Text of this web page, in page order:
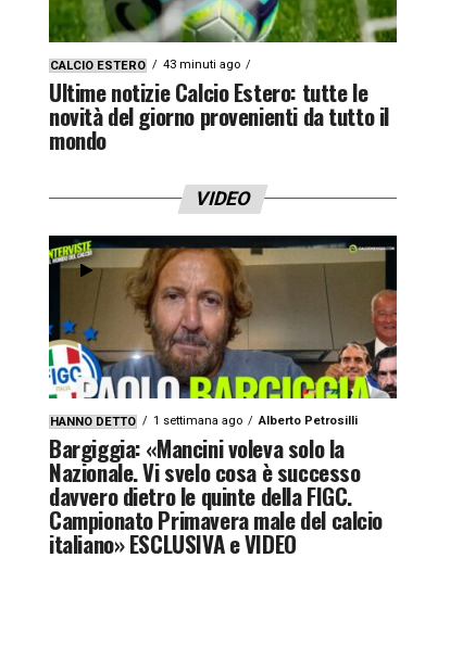
CALCIO ESTERO 43 minuti ago
Ultime notizie Calcio Estero: tutte le
novità del giorno provenienti da tutto il
mondo
VIDEO
HANNO DETTO 1 settimana ago Alberto Petrosilli
Bargiggia: «Mancini voleva solo la
Nazionale. Vi svelo cosa è successo
davvero dietro le quinte della FIGC.
Campionato Primavera male del calcio
italiano» ESCLUSIVA e VIDEO